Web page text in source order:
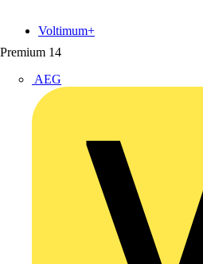
Premium 14
AEG
Voltimum+